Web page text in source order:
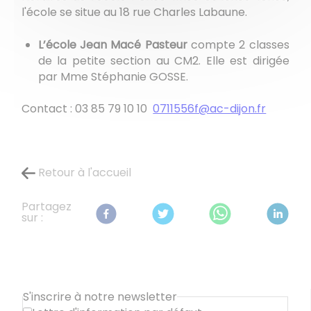
l'école se situe au 18 rue Charles Labaune.
L’école Jean Macé Pasteurcompte 2 classes
de la petite section au CM2. Elle est dirigée
par Mme Stéphanie GOSSE.
Contact : 03 85 79 10 100711556f@ac-dijon.fr
Retour à l'accueil
Partagez
sur :
S'inscrire à notre newsletter